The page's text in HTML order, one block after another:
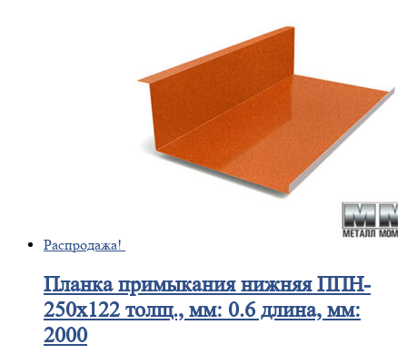
Распродажа!
Планкапримыкания нижняя ППН-
250х122 толщ., мм: 0.6 длина, мм:
2000